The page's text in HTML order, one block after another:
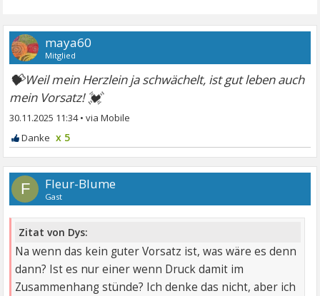
maya60
Mitglied
💝Weil mein Herzlein ja schwächelt, ist gut leben auch
mein Vorsatz!💓
30.11.2025 11:34•
x 5
F Fleur-Blume
Gast
Zitat von Dys:
Na wenn das kein guter Vorsatz ist, was wäre es denn
dann? Ist es nur einer wenn Druck damit im
Zusammenhang stünde? Ich denke das nicht, aber ich